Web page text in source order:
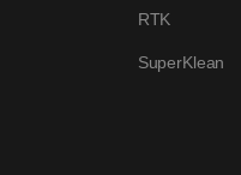
RTK
SuperKlean